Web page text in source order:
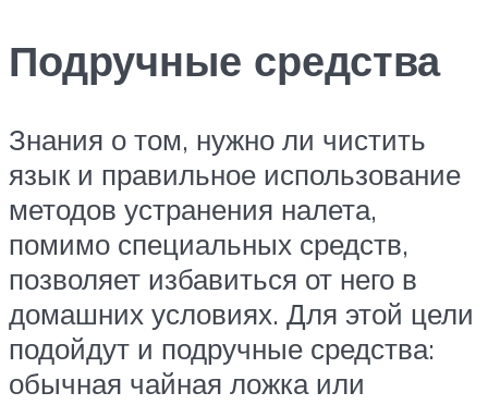
Подручные средства
Знания о том, нужно ли чистить
язык и правильное использование
методов устранения налета,
помимо специальных средств,
позволяет избавиться от него в
домашних условиях. Для этой цели
подойдут и подручные средства:
обычная чайная ложка или